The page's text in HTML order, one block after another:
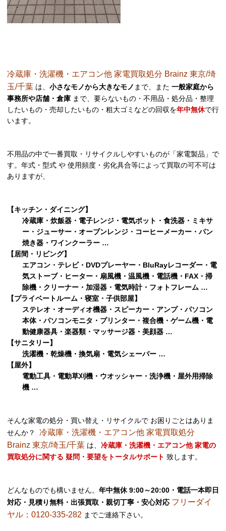
冷蔵庫・洗濯機・エアコン他 家電買取処分 Brainz 東京/埼
玉/千葉 は、 小さなモノから大きなモノ まで、また 一般家庭から
事務所や店舗・倉庫 まで、要らないもの・不用品・処分品・整理
したいもの・売却したいもの・粗大ゴミなどの回収を年中無休で行
います。
不用品の中で一番買取・リサイクルしやすいものが「家電製品」で
す。年式・型式 や 使用頻度・劣化具合等によって買取の可不可は
ありますが、
【キッチン・ダイニング】
冷蔵庫・炊飯器・電子レンジ・電気ポット・食洗器・ミキサ
ー・ジューサー・オーブンレンジ・コーヒーメーカー・パン
焼き器・ワインクーラー …
【居間・リビング】
エアコン・テレビ・DVDプレーヤー・BluRayレコーダー・電
気ストーブ・ヒーター・扇風機・温風機・電話機・FAX・掃
除機・クリーナー・加湿器・電気時計・フォトフレーム …
【プライベートルーム・寝室・子供部屋】
ステレオ・オーディオ機器・スピーカー・アンプ・パソコン
本体・パソコンモニタ・プリンター・複合機・ゲーム機・電
動健康器具・楽器類・マッサージ器・美顔器 …
【サニタリー】
洗濯機・乾燥機・換気扇・電気シェーバー …
【屋外】
電動工具・電動草刈機・ウオッシャー・洗浄機・屋外用掃除
機 …
そんな家電の処分・買い替え・リサイクルで お困りごとはありま
せんか？ 冷蔵庫・洗濯機・エアコン他 家電買取処分
Brainz 東京/埼玉/千葉 は、 冷蔵庫・洗濯機・エアコン他 家電の
買取処分に関する 疑問・要望をトータルサポート 致します。
どんなものでも構いません。 年中無休 9:00～20:00・電話一本即日
対応・見積り無料・出張買取・親切丁寧・安心対応 フリーダイ
ヤル：0120-335-282 までご連絡下さい。